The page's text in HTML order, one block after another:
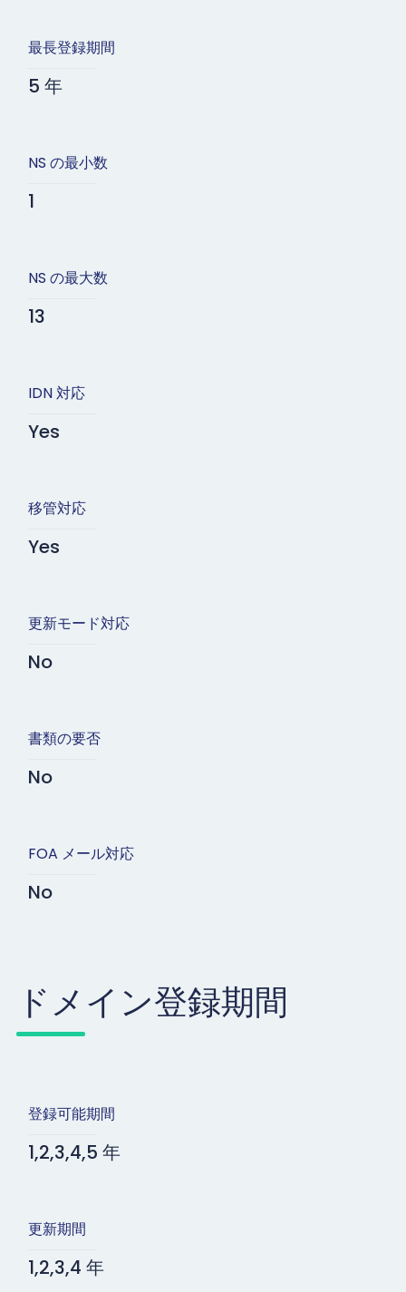
最長登録期間
5 年
NS の最小数
1
NS の最大数
13
IDN 対応
Yes
移管対応
Yes
更新モード対応
No
書類の要否
No
FOA メール対応
No
ドメイン登録期間
登録可能期間
1,2,3,4,5 年
更新期間
1,2,3,4 年